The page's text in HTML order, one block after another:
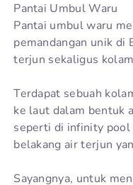
Pantai Umbul Waru
Pantai umbul waru
pemandangan unik
terjun sekaligus
Terdapat sebuah
ke laut dalam bentuk
seperti di infinity
belakang air terjun
Sayangnya, untuk